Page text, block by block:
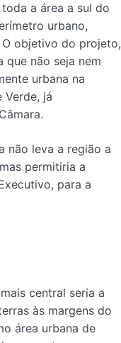
a área a sul do
urbano,
objetivo do projeto,
que não seja nem
urbana na
Verde, já
não leva a região a
permitiria a
para a
central seria a
às margens do
área urbana de